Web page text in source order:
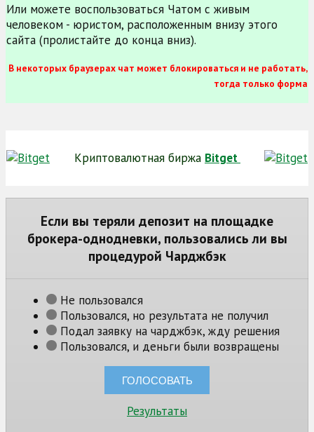
Или можете воспользоваться Чатом с живым
человеком - юристом, расположенным внизу этого
сайта (пролистайте до конца вниз).
В некоторых браузерах чат может блокироваться и не работать,
тогда только форма
Криптовалютная биржа Bitget
Если вы теряли депозит на площадке
брокера-однодневки, пользовались ли вы
процедурой Чарджбэк
Не пользовался
Пользовался, но результата не получил
Подал заявку на чарджбэк, жду решения
Пользовался, и деньги были возвращены
Результаты